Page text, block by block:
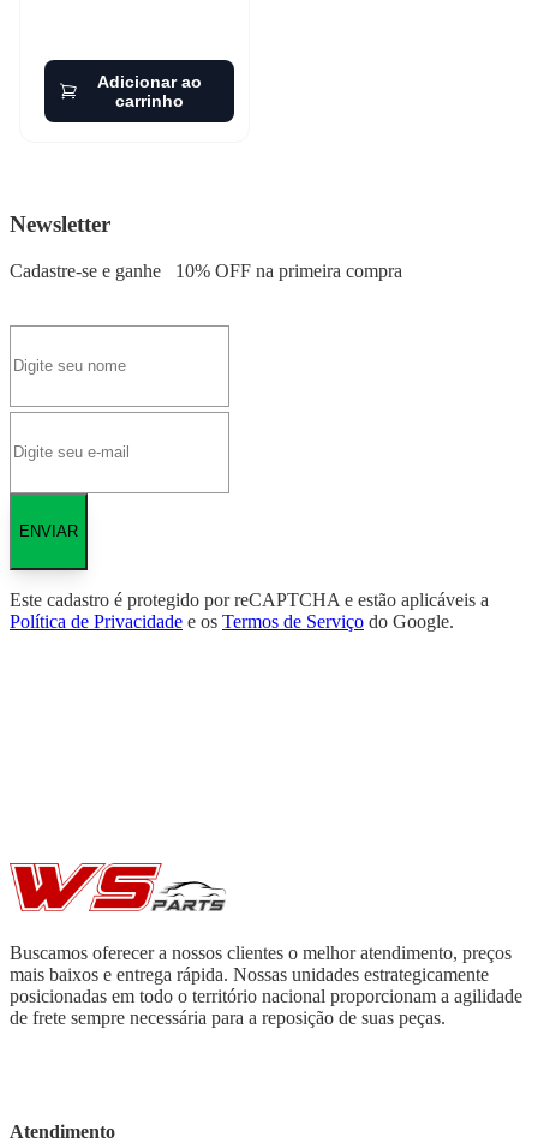
Adicionar ao
carrinho
Newsletter
Cadastre-se e ganhe 10% OFF na primeira compra
ENVIAR
Este cadastro é protegido por reCAPTCHA e estão aplicáveis a
Política de Privacidade e os Termos de Serviço do Google.
Buscamos oferecer a nossos clientes o melhor atendimento, preços
mais baixos e entrega rápida. Nossas unidades estrategicamente
posicionadas em todo o território nacional proporcionam a agilidade
de frete sempre necessária para a reposição de suas peças.
Atendimento